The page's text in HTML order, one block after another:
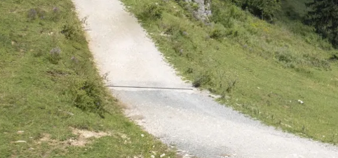
Gleitschirmfliegen &
Luftsport
Interaktive Vollbildkarte
Barrierefreiheit im
Chiemgau
Chiemgau G'schichten